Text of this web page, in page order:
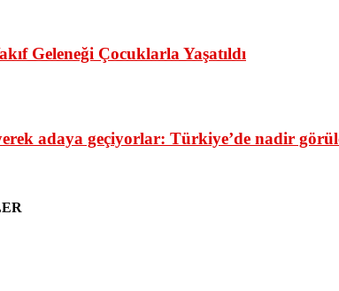
Geleneği Çocuklarla Yaşatıldı
adaya geçiyorlar: Türkiye’de nadir